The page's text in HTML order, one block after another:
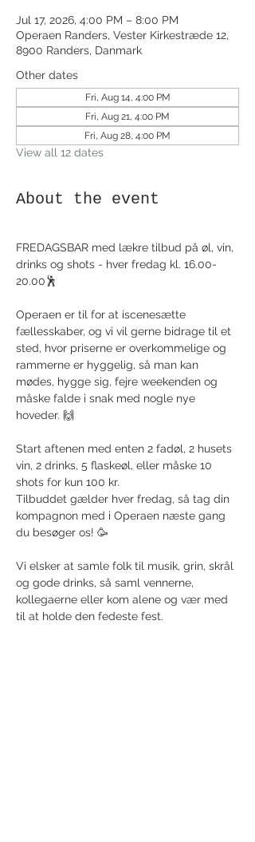
Jul 17, 2026, 4:00 PM – 8:00 PM
Operaen Randers, Vester Kirkestræde 12,
8900 Randers, Danmark
Other dates
Fri, Aug 14, 4:00 PM
Fri, Aug 21, 4:00 PM
Fri, Aug 28, 4:00 PM
View all 12 dates
About the event
FREDAGSBAR med lækre tilbud på øl, vin,
drinks og shots - hver fredag kl. 16.00-
20.00🕺
Operaen er til for at iscenesætte
fællesskaber, og vi vil gerne bidrage til et
sted, hvor priserne er overkommelige og
rammerne er hyggelig, så man kan
mødes, hygge sig, fejre weekenden og
måske falde i snak med nogle nye
hoveder. 🙌
Start aftenen med enten 2 fadøl, 2 husets
vin, 2 drinks, 5 flaskeøl, eller måske 10
shots for kun 100 kr.
Tilbuddet gælder hver fredag, så tag din
kompagnon med i Operaen næste gang
du besøger os! 🥳
Vi elsker at samle folk til musik, grin, skrål
og gode drinks, så saml vennerne,
kollegaerne eller kom alene og vær med
til at holde den fedeste fest.